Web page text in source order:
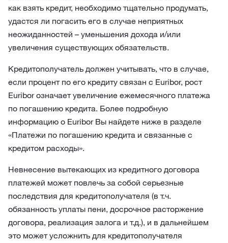
как взять кредит, необходимо тщательно продумать,
удастся ли погасить его в случае неприятных
неожиданностей – уменьшения дохода и/или
увеличения существующих обязательств.
Кредитополучатель должен учитывать, что в случае,
если процент по его кредиту связан с Euribor, рост
Euribor означает увеличение ежемесячного платежа
по погашению кредита. Более подробную
информацию о Euribor Вы найдете ниже в разделе
«Платежи по погашению кредита и связанные с
кредитом расходы».
Невнесение вытекающих из кредитного договора
платежей может повлечь за собой серьезные
последствия для кредитополучателя (в т.ч.
обязанность уплаты пени, досрочное расторжение
договора, реализация залога и т.д.), и в дальнейшем
это может усложнить для кредитополучателя